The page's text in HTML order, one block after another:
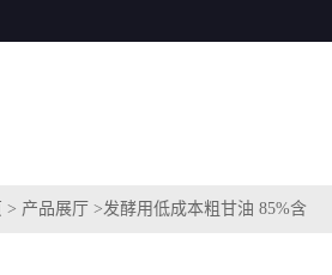
> 产品展厅 >发酵用低成本粗甘油 85%含